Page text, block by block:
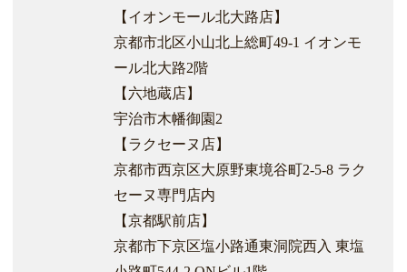
【イオンモール北大路店】
京都市北区小山北上総町49-1 イオンモ
ール北大路2階
【六地蔵店】
宇治市木幡御園2
【ラクセーヌ店】
京都市西京区大原野東境谷町2-5-8 ラク
セーヌ専門店内
【京都駅前店】
京都市下京区塩小路通東洞院西入 東塩